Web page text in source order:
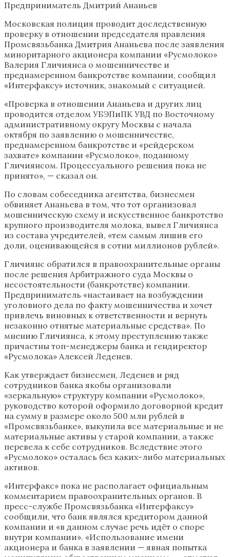
Предприниматель Дмитрий Ананьев
Московская полиция проводит доследственную
проверку в отношении председателя правления
Промсвязьбанка Дмитрия Ананьева после заявления
миноритарного акционера компании «Русмолоко»
Валерия Гличиянса о мошенничестве и
преднамеренном банкротстве компании, сообщил
«Интерфаксу» источник, знакомый с ситуацией.
«Проверка в отношении Ананьева и других лиц
проводится отделом УБЭПиПК УВД по Восточному
административному округу Москвы с начала
октября по заявлению о мошенничестве,
преднамеренном банкротстве и «рейдерском
захвате» компании «Русмолоко», поданному
Гличиянсом. Процессуального решения пока не
принято», — сказал он.
По словам собеседника агентства, бизнесмен
обвиняет Ананьева в том, что тот организовал
мошенническую схему и искусственное банкротство
крупного производителя молока, вывел Гличиянса
из состава учредителей, «тем самым лишив его
доли, оценивающейся в сотни миллионов рублей».
Гличиянс обратился в правоохранительные органы
после решения Арбитражного суда Москвы о
несостоятельности (банкротстве) компании.
Предприниматель «настаивает на возбуждении
уголовного дела по факту мошенничества и хочет
привлечь виновных к ответственности и вернуть
незаконно отнятые материальные средства». По
мнению Гличиянса, к этому преступлению также
причастны топ-менеджеры банка и гендиректор
«Русмолока» Алексей Леденев.
Как утверждает бизнесмен, Леденев и ряд
сотрудников банка якобы организовали
«зеркальную» структуру компании «Русмолоко»,
руководство которой оформило договорной кредит
на сумму в размере около 500 млн рублей в
«Промсвязьбанке», выкупила все материальные и не
материальные активы у старой компании, а также
перевела к себе сотрудников. Вследствие этого
«Русмолоко» осталась без каких-либо материальных
активов.
«Интерфакс» пока не располагает официальным
комментарием правоохранительных органов. В
пресс-службе Промсвязьбанка «Интерфаксу»
сообщили, что банк являлся кредитором данной
компании и «в данном случае речь идёт о споре
внутри компании». «Использование имени
акционера и банка в заявлении — явная попытка